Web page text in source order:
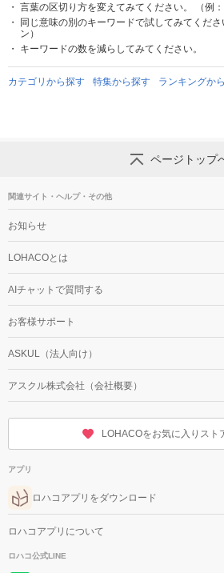
言葉の区切り方を変えてみてください。 （
同じ意味の別のキーワードで試してみてく
ン）
キーワードの数を減らしてみてください。
カテゴリから探す 特集から探す ランキングか
ページトップ
関連サイト・ヘルプ・その他
お知らせ
LOHACOとは
AIチャットで質問する
お客様サポート
ASKUL（法人向け）
アスクル株式会社（会社概要）
LOHACOをお気に入りスト
アプリ
ロハコアプリをダウンロード
ロハコアプリについて
ロハコ公式LINE